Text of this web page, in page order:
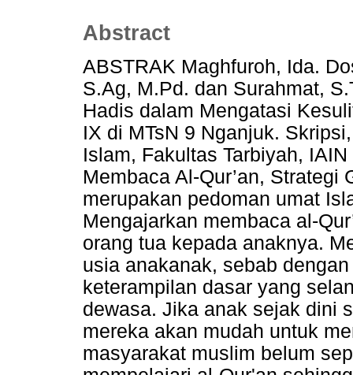
Abstract
ABSTRAK Maghfuroh, Ida.
S.Ag, M.Pd. dan Surahmat,
Hadis dalam Mengatasi
IX di MTsN 9 Nganjuk.
Islam, Fakultas Tarbiyah,
Membaca Al-Qur’an, Strategi
merupakan pedoman umat
Mengajarkan membaca al-
orang tua kepada anaknya.
usia anakanak, sebab
keterampilan dasar yang
dewasa. Jika anak sejak dini
mereka akan mudah untuk
masyarakat muslim belum